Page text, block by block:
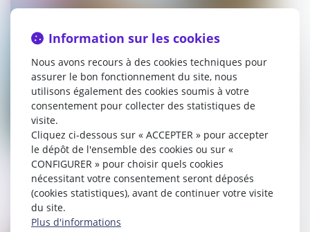
Environnement et urbanisme :
schémas d'aménagement et de gestion
des eaux et documents d'urbanisme
03/01/2025
Information sur les cookies
Nous avons recours à des cookies techniques pour
assurer le bon fonctionnement du site, nous
utilisons également des cookies soumis à votre
consentement pour collecter des statistiques de
visite.
Cliquez ci-dessous sur « ACCEPTER » pour accepter
le dépôt de l'ensemble des cookies ou sur «
CONFIGURER » pour choisir quels cookies
nécessitant votre consentement seront déposés
(cookies statistiques), avant de continuer votre visite
du site.
Plus d'informations